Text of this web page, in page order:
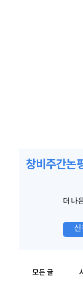
창비주간논
더 나
모든 글